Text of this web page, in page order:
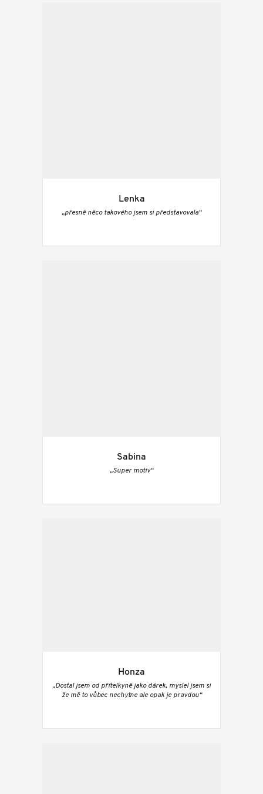
Lenka
„přesně něco takového jsem si představovala“
Sabina
„Super motiv“
Honza
„Dostal jsem od přítelkyně jako dárek, myslel jsem si
že mě to vůbec nechytne ale opak je pravdou“